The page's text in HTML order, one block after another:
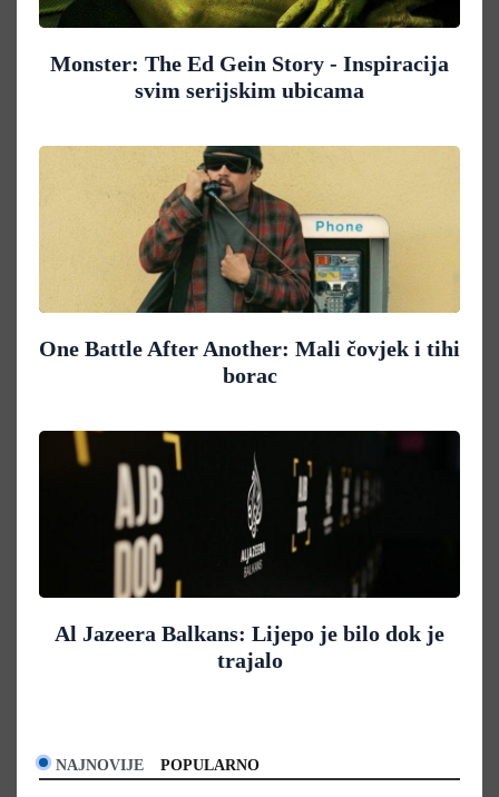
Monster: The Ed Gein Story - Inspiracija
svim serijskim ubicama
One Battle After Another: Mali čovjek i tihi
borac
Al Jazeera Balkans: Lijepo je bilo dok je
trajalo
NAJNOVIJE POPULARNO